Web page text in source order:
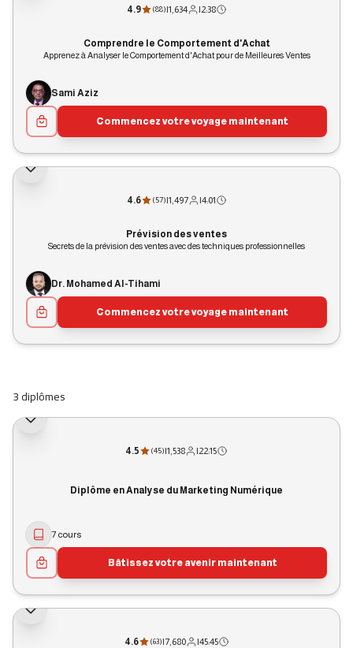
4.9 (88)|1,634 |2:38
Comprendre le Comportement d'Achat
Apprenez à Analyser le Comportement d'Achat pour de Meilleures Ventes
Sami Aziz
Commencez votre voyage maintenant
4.6 (57)|1,497 |4:01
Prévision des ventes
Secrets de la prévision des ventes avec des techniques professionnelles
Dr. Mohamed Al-Tihami
Commencez votre voyage maintenant
3 diplômes
4.5 (45)|1,538 |22:15
Diplôme en Analyse du Marketing Numérique
7 cours
Bâtissez votre avenir maintenant
4.6 (63)|7,680 |45:45